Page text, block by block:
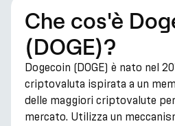
Che cos'è
(DOGE)?
Dogecoin (DOGE) è nato nel
criptovaluta ispirata a un
delle maggiori criptovalute
mercato. Utilizza un